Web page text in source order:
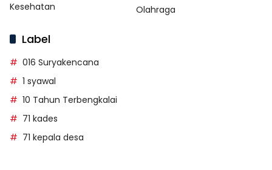
Kesehatan
Olahraga
Label
016 Suryakencana
1 syawal
10 Tahun Terbengkalai
71 kades
71 kepala desa